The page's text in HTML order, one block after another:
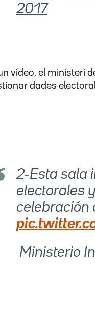
2017
vídeo, el ministeri
dades
2-Esta sala
electorales
celebración
 Ministerio